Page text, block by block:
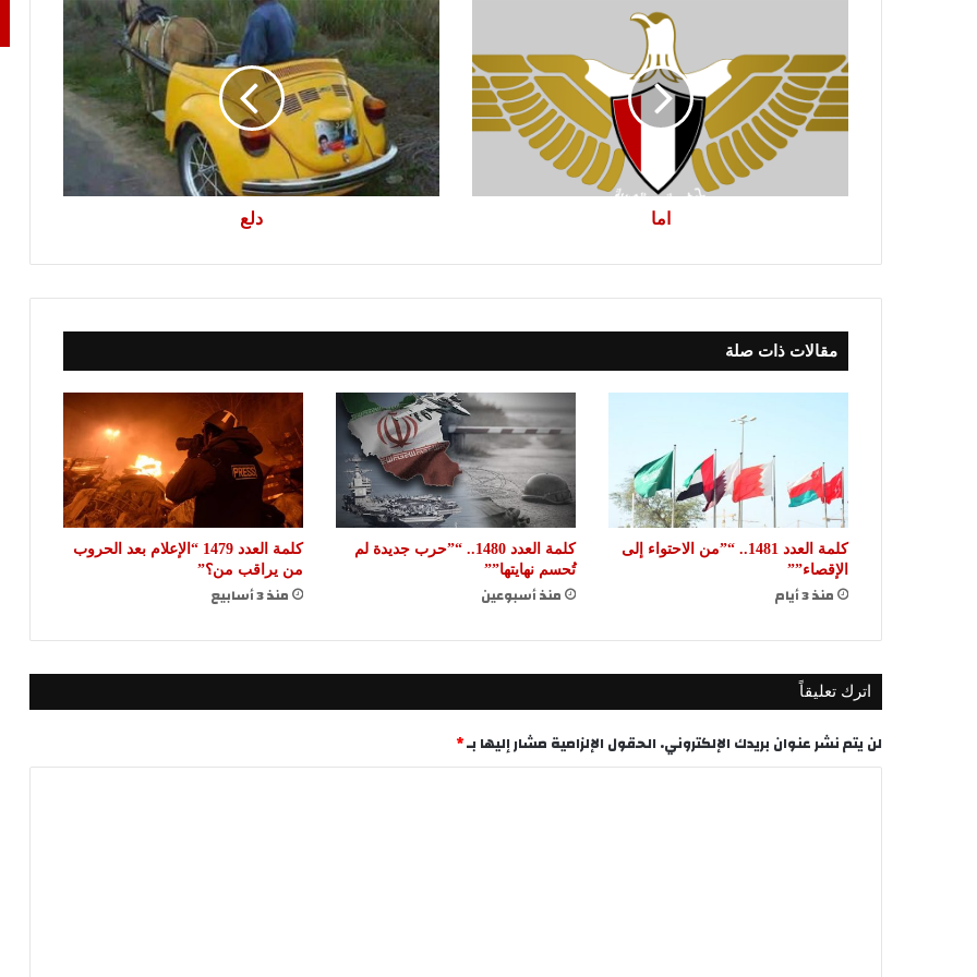
اما
دلع
دلع
مقالات ذات صلة
كلمة العدد 1481.. “”من الاحتواء إلى
الإقصاء””
منذ 3 أيام
كلمة العدد 1480.. “”حرب جديدة لم
تُحسم نهايتها””
منذ أسبوعين
كلمة العدد 1479 “الإعلام بعد الحروب
من يراقب من؟”
منذ 3 أسابيع
اترك تعليقاً
لن يتم نشر عنوان بريدك الإلكتروني. الحقول الإلزامية مشار إليها بـ*